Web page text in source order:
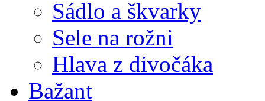
Sádlo a škvarky
Sele na rožni
Hlava z divočáka
Bažant